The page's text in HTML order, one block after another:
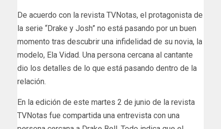
De acuerdo con la revista TVNotas, el protagonista de
la serie “Drake y Josh” no está pasando por un buen
momento tras descubrir una infidelidad de su novia, la
modelo, Ela Vidad. Una persona cercana al cantante
dio los detalles de lo que está pasando dentro de la
relación.
En la edición de este martes 2 de junio de la revista
TVNotas fue compartida una entrevista con una